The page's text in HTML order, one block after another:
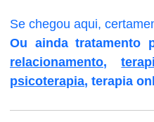
Se chegou aqui,
Ou ainda tratamento
relacionamento,
psicoterapia, terapia